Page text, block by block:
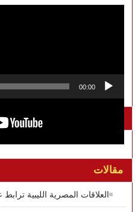
00:00
تواصل معنا على الفيسبوك
مقالات
العلاقات المصرية الليبية